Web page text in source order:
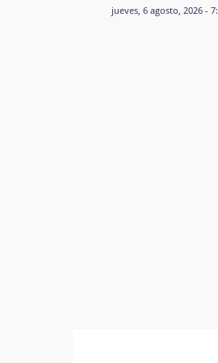
jueves, 6 agosto, 2026 -